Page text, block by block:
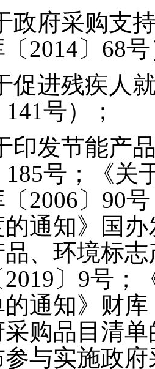
政府采购支
2014〕68
促进残疾人
号）；
印发节能产
185号；《关
2006〕90
通知》国
、环境标
〕9号；
通知》财
购品目清
参与实施政